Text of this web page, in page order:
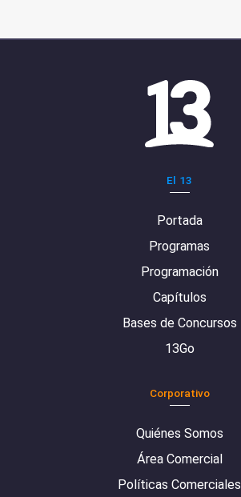
El 13
Portada
Programas
Programación
Capítulos
Bases de Concursos
13Go
Corporativo
Quiénes Somos
Área Comercial
Políticas Comerciales